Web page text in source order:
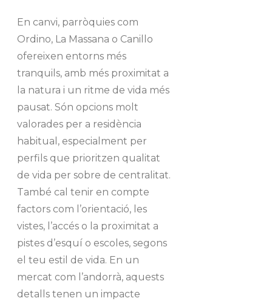
En canvi, parròquies com
Ordino, La Massana o Canillo
ofereixen entorns més
tranquils, amb més proximitat a
la natura i un ritme de vida més
pausat. Són opcions molt
valorades per a residència
habitual, especialment per
perfils que prioritzen qualitat
de vida per sobre de centralitat.
També cal tenir en compte
factors com l’orientació, les
vistes, l’accés o la proximitat a
pistes d’esquí o escoles, segons
el teu estil de vida. En un
mercat com l’andorrà, aquests
detalls tenen un impacte